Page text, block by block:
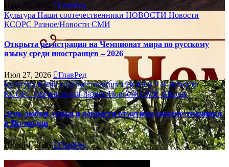
Июл 27, 2026
ГлавРед
Культура Наши соотечественники НОВОСТИ Новости
КСОРС Разное/Новости СМИ
Открыта регистрация на Чемпионат мира по русскому
языку среди иностранцев – 2026
Июл 27, 2026
ГлавРед
КультураНаши соотечественникиНОВОСТИНовости
КСОРСОрганизацииРазное/НовостиСМИШколы
День любви, семьи и верности отметили соотечественники
в Ирландии
Июл 14, 2026 ГлавРед